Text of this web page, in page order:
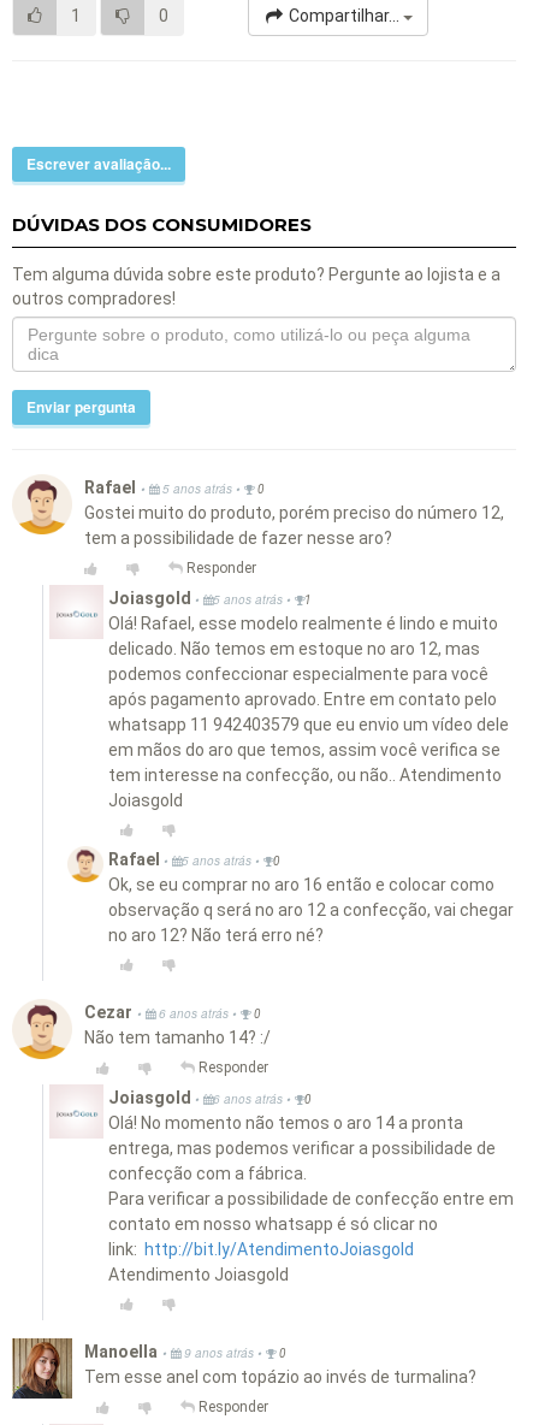
1 0 Compartilhar...
Escrever avaliação...
DÚVIDAS DOS CONSUMIDORES
Tem alguma dúvida sobre este produto? Pergunte ao lojista e a
outros compradores!
Enviar pergunta
Rafael • 5 anos atrás • 0
Gostei muito do produto, porém preciso do número 12,
tem a possibilidade de fazer nesse aro?
Responder
Joiasgold • 5 anos atrás • 1
Olá! Rafael, esse modelo realmente é lindo e muito
delicado. Não temos em estoque no aro 12, mas
podemos confeccionar especialmente para você
após pagamento aprovado. Entre em contato pelo
whatsapp 11 942403579 que eu envio um vídeo dele
em mãos do aro que temos, assim você verifica se
tem interesse na confecção, ou não.. Atendimento
Joiasgold
Rafael • 5 anos atrás • 0
Ok, se eu comprar no aro 16 então e colocar como
observação q será no aro 12 a confecção, vai chegar
no aro 12? Não terá erro né?
Cezar • 6 anos atrás • 0
Não tem tamanho 14? :/
Responder
Joiasgold • 6 anos atrás • 0
Olá! No momento não temos o aro 14 a pronta
entrega, mas podemos verificar a possibilidade de
confecção com a fábrica.
Para verificar a possibilidade de confecção entre em
contato em nosso whatsapp é só clicar no
link: http://bit.ly/AtendimentoJoiasgold
Atendimento Joiasgold
Manoella • 9 anos atrás • 0
Tem esse anel com topázio ao invés de turmalina?
Responder